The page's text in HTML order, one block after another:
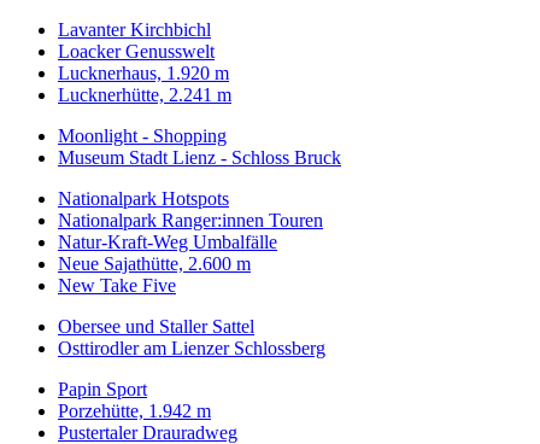
Lavanter Kirchbichl
Loacker Genusswelt
Lucknerhaus, 1.920 m
Lucknerhütte, 2.241 m
Moonlight - Shopping
Museum Stadt Lienz - Schloss Bruck
Nationalpark Hotspots
Nationalpark Ranger:innen Touren
Natur-Kraft-Weg Umbalfälle
Neue Sajathütte, 2.600 m
New Take Five
Obersee und Staller Sattel
Osttirodler am Lienzer Schlossberg
Papin Sport
Porzehütte, 1.942 m
Pustertaler Drauradweg